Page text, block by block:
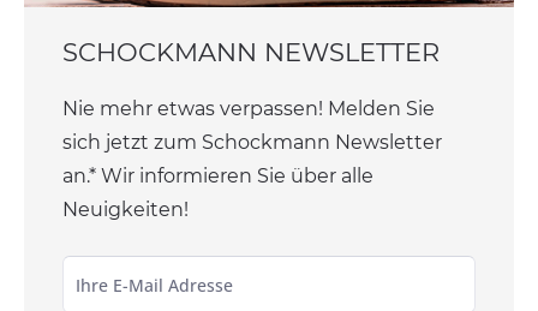
SCHOCKMANN NEWSLETTER
Nie mehr etwas verpassen! Melden Sie
sich jetzt zum Schockmann Newsletter
an.* Wir informieren Sie über alle
Neuigkeiten!